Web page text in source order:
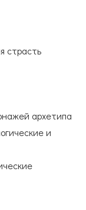
страсть
архетипа
и